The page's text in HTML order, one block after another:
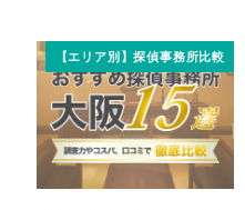
【エリア別】探偵事務所比較